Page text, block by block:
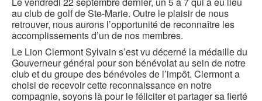
au club de golf de Ste-Marie. Outre le plaisir de nous
retrouver, nous aurons l’opportunité de reconnaître les
accomplissements d’un de nos membres.
Le Lion Clermont Sylvain s’est vu décerné la médaille du
Gouverneur général pour son bénévolat au sein de notre
club et du groupe des bénévoles de l’impôt. Clermont a
choisi de recevoir cette reconnaissance en notre
compagnie, soyons là pour le féliciter et partager sa fierté